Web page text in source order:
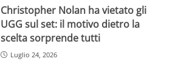
Christopher Nolan ha vietato gli
UGG sul set: il motivo dietro la
scelta sorprende tutti
Luglio 24, 2026